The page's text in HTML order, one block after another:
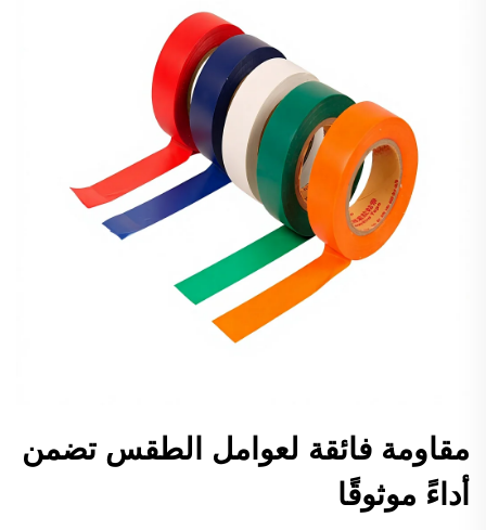
مقاومة فائقة لعوامل الطقس تضمن
أداءً موثوقًا